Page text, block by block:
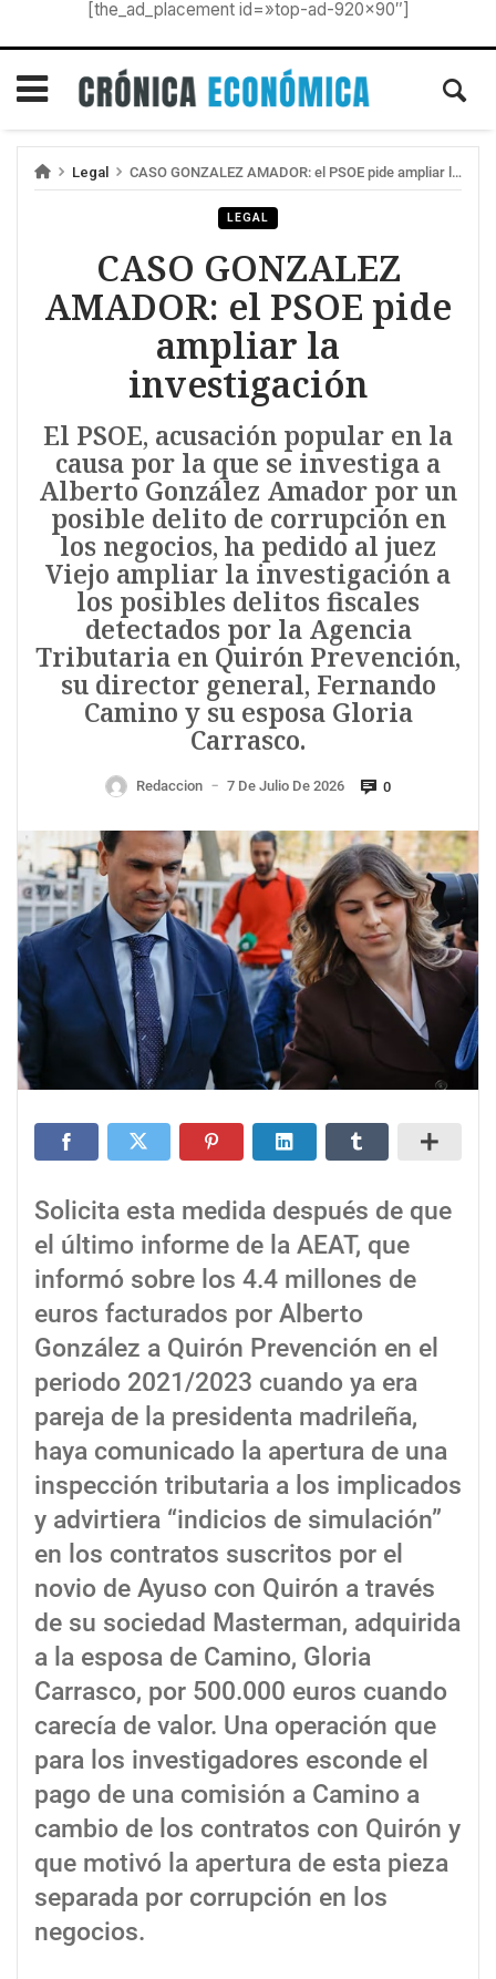
[the_ad_placement id=»top-ad-920×90″]
Legal CASO GONZALEZ AMADOR: el PSOE pide ampliar la investigación
LEGAL
CASO GONZALEZ
AMADOR: el PSOE pide
ampliar la
investigación
El PSOE, acusación popular en la
causa por la que se investiga a
Alberto González Amador por un
posible delito de corrupción en
los negocios, ha pedido al juez
Viejo ampliar la investigación a
los posibles delitos fiscales
detectados por la Agencia
Tributaria en Quirón Prevención,
su director general, Fernando
Camino y su esposa Gloria
Carrasco.
Redaccion — 7 De Julio De 2026 0
Solicita esta medida después de que
el último informe de la AEAT, que
informó sobre los 4.4 millones de
euros facturados por Alberto
González a Quirón Prevención en el
periodo 2021/2023 cuando ya era
pareja de la presidenta madrileña,
haya comunicado la apertura de una
inspección tributaria a los implicados
y advirtiera “indicios de simulación”
en los contratos suscritos por el
novio de Ayuso con Quirón a través
de su sociedad Masterman, adquirida
a la esposa de Camino, Gloria
Carrasco, por 500.000 euros cuando
carecía de valor. Una operación que
para los investigadores esconde el
pago de una comisión a Camino a
cambio de los contratos con Quirón y
que motivó la apertura de esta pieza
separada por corrupción en los
negocios.